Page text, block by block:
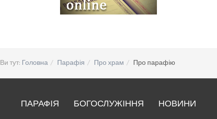
Ви тут: Головна Парафія Про храм Про парафію
ПАРАФІЯ БОГОСЛУЖІННЯ
НОВИНИ